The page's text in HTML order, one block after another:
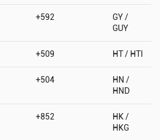
+592
GY /
GUY
+509 HT / HTI
+504
HN /
HND
+852
HK /
HKG